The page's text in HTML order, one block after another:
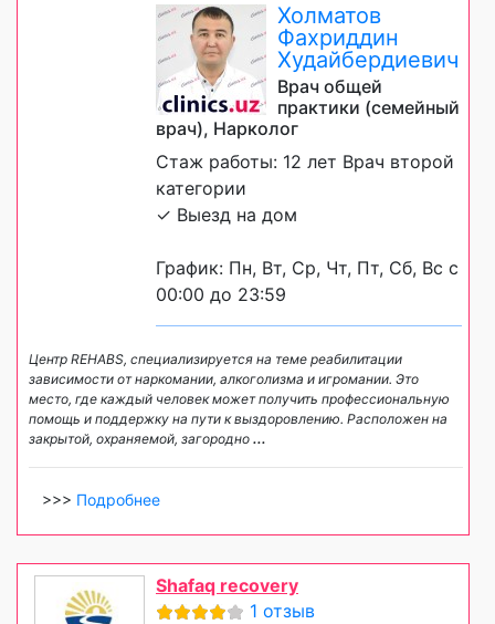
Холматов
Фахриддин
Худайбердиевич
Врач общей
практики (семейный
врач), Нарколог
Стаж работы: 12 лет Врач второй
категории
✓ Выезд на дом
График: Пн, Вт, Ср, Чт, Пт, Сб, Вс с
00:00 до 23:59
Центр REHABS, специализируется на теме реабилитации
зависимости от наркомании, алкоголизма и игромании. Это
место, где каждый человек может получить профессиональную
помощь и поддержку на пути к выздоровлению. Расположен на
закрытой, охраняемой, загородно ...
>>> Подробнее
Shafaq recovery
1 отзыв